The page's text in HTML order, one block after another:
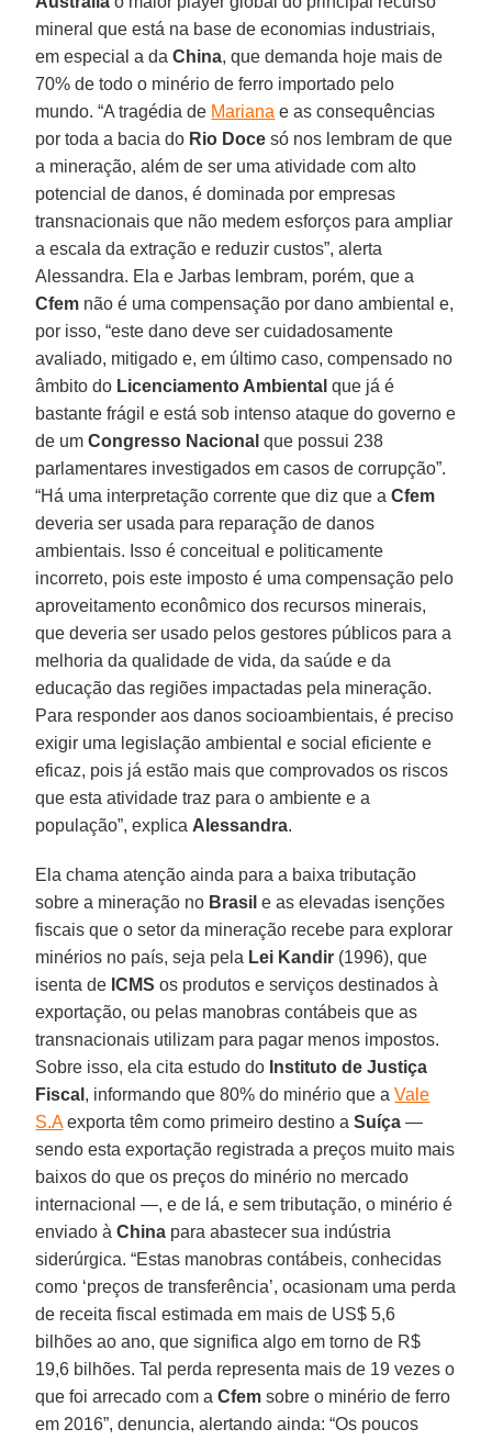
mineral que está na base de economias industriais,
em especial a daChina, que demanda hoje mais de
70% de todo o minério de ferro importado pelo
mundo. “A tragédia de Mariana e as consequências
por toda a bacia do Rio Doce só nos lembram de que
a mineração, além de ser uma atividade com alto
potencial de danos, é dominada por empresas
transnacionais que não medem esforços para ampliar
a escala da extração e reduzir custos”, alerta
Alessandra. Ela e Jarbas lembram, porém, que a
Cfem não é uma compensação por dano ambiental e,
por isso, “este dano deve ser cuidadosamente
avaliado, mitigado e, em último caso, compensado no
âmbito do Licenciamento Ambiental que já é
bastante frágil e está sob intenso ataque do governo e
de umCongresso Nacional que possui 238
parlamentares investigados em casos de corrupção”.
“Há uma interpretação corrente que diz que aCfem
deveria ser usada para reparação de danos
ambientais. Isso é conceitual e politicamente
incorreto, pois este imposto é uma compensação pelo
aproveitamento econômico dos recursos minerais,
que deveria ser usado pelos gestores públicos para a
melhoria da qualidade de vida, da saúde e da
educação das regiões impactadas pela mineração.
Para responder aos danos socioambientais, é preciso
exigir uma legislação ambiental e social eficiente e
eficaz, pois já estão mais que comprovados os riscos
que esta atividade traz para o ambiente e a
população”, explica Alessandra.
Ela chama atenção ainda para a baixa tributação
sobre a mineração no Brasil e as elevadas isenções
fiscais que o setor da mineração recebe para explorar
minérios no país, seja pela Lei Kandir (1996), que
isenta de ICMS os produtos e serviços destinados à
exportação, ou pelas manobras contábeis que as
transnacionais utilizam para pagar menos impostos.
Sobre isso, ela cita estudo do Instituto de Justiça
Fiscal , informando que 80% do minério que aVale
S.Aexporta têm como primeiro destino aSuíça —
sendo esta exportação registrada a preços muito mais
baixos do que os preços do minério no mercado
internacional —, e de lá, e sem tributação, o minério é
enviado àChina para abastecer sua indústria
siderúrgica. “Estas manobras contábeis, conhecidas
como ‘preços de transferência’, ocasionam uma perda
de receita fiscal estimada em mais de US$ 5,6
bilhões ao ano, que significa algo em torno de R$
19,6 bilhões. Tal perda representa mais de 19 vezes o
que foi arrecado com aCfem sobre o minério de ferro
em 2016”, denuncia, alertando ainda: “Os poucos